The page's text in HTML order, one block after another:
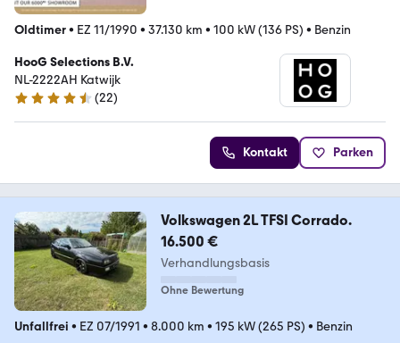
Oldtimer• EZ 11/1990 • 37.130 km • 100 kW (136 PS) • Benzin
HooG Selections B.V.
NL-2222AH Katwijk
4.3 Sterne
(22)
Kontakt Parken
Volkswagen 2L TFSI Corrado.
16.500 €
Verhandlungsbasis
Ohne Bewertung
Unfallfrei • EZ 07/1991 • 8.000 km • 195 kW (265 PS) • Benzin